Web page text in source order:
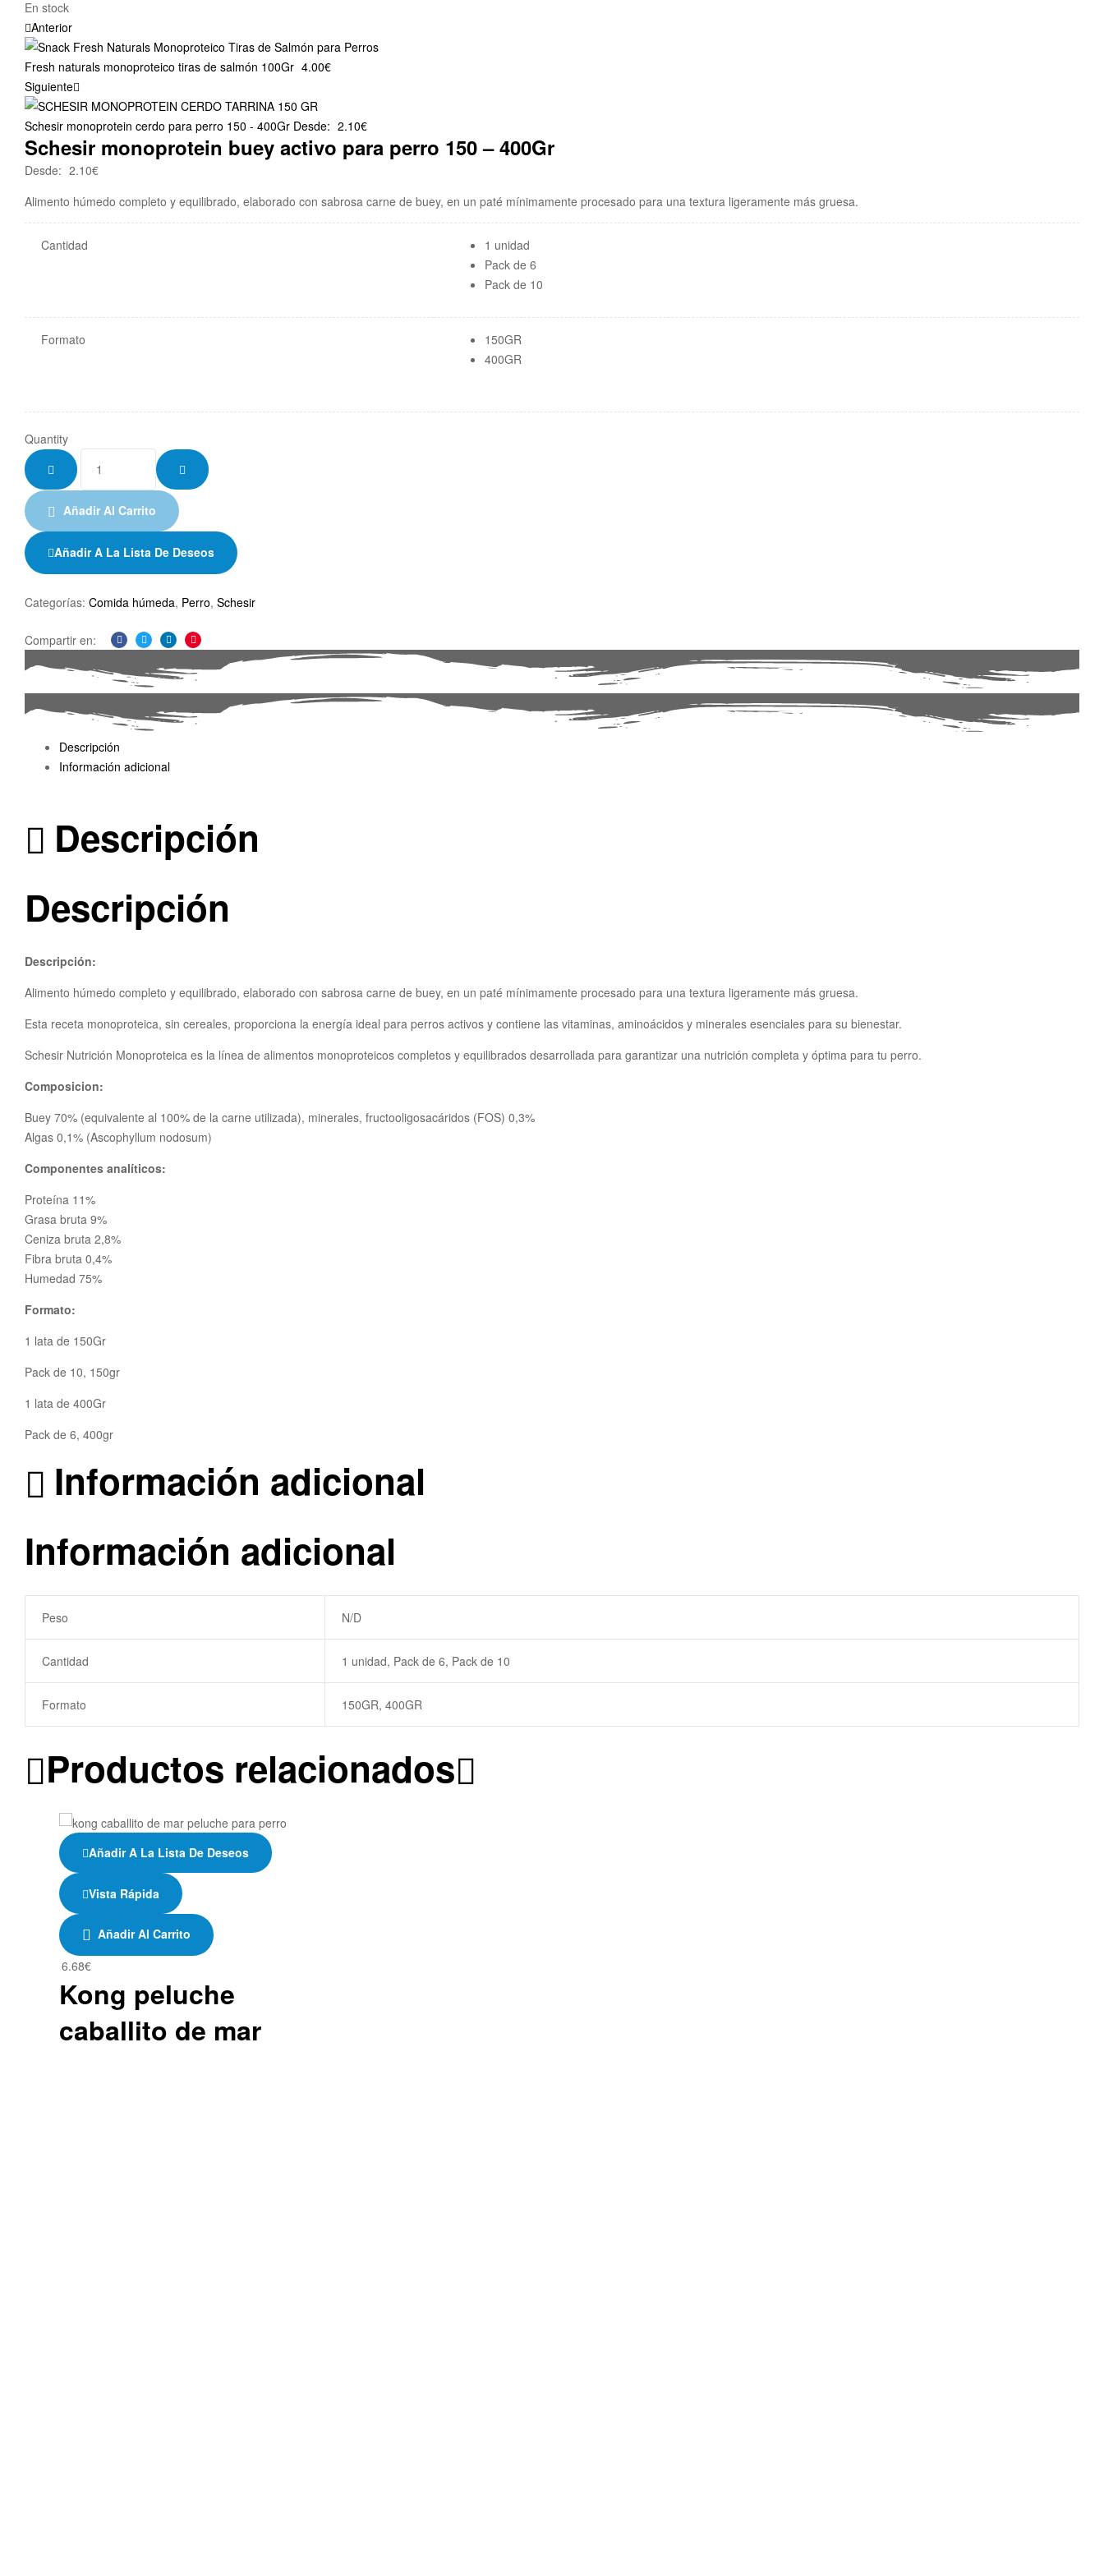
Availability:
En stock
Anterior
Fresh naturals monoproteico tiras de salmón 100Gr 4.00€
Siguiente
Schesir monoprotein cerdo para perro 150 - 400Gr Desde: 2.10€
Schesir monoprotein buey activo para perro 150 – 400Gr
Desde: 2.10€
Alimento húmedo completo y equilibrado, elaborado con sabrosa carne de buey, en un paté mínimamente procesado para una textura ligeramente más gruesa.
Cantidad
1 unidad
Pack de 6
Pack de 10
Formato
150GR
400GR
Quantity
Añadir Al Carrito
Añadir A La Lista De Deseos
Categorías: Comida húmeda, Perro, Schesir
Compartir en:
Facebook
TwitterLinkedinPinterest
Descripción
Información adicional
Descripción
Descripción
Descripción:
Alimento húmedo completo y equilibrado, elaborado con sabrosa carne de buey, en un paté mínimamente procesado para una textura ligeramente más gruesa.
Esta receta monoproteica, sin cereales, proporciona la energía ideal para perros activos y contiene las vitaminas, aminoácidos y minerales esenciales para su bienestar.
Schesir Nutrición Monoproteica es la línea de alimentos monoproteicos completos y equilibrados desarrollada para garantizar una nutrición completa y óptima para tu perro.
Composicion:
Buey 70% (equivalente al 100% de la carne utilizada), minerales, fructooligosacáridos (FOS) 0,3%
Algas 0,1% (Ascophyllum nodosum)
Componentes analíticos:
Proteína 11%
Grasa bruta 9%
Ceniza bruta 2,8%
Fibra bruta 0,4%
Humedad 75%
Formato:
1 lata de 150Gr
Pack de 10, 150gr
1 lata de 400Gr
Pack de 6, 400gr
Información adicional
Información adicional
Peso N/D
Cantidad 1 unidad, Pack de 6, Pack de 10
Formato 150GR, 400GR
Productos relacionados
Añadir A La Lista De Deseos
Vista Rápida
Añadir Al Carrito
6.68€
Kong peluche
caballito de mar